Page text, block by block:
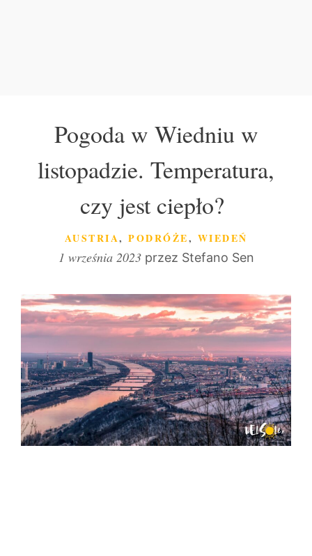
Pogoda w Wiedniu w
listopadzie. Temperatura,
czy jest ciepło?
KATEGORIE
AUSTRIA, PODRÓŻE, WIEDEŃ
1 września 2023 przez Stefano Sen